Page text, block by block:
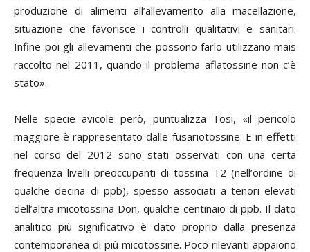
produzione di alimenti all’allevamento alla macellazione,
situazione che favorisce i controlli qualitativi e sanitari.
Infine poi gli allevamenti che possono farlo utilizzano mais
raccolto nel 2011, quando il problema aflatossine non c’è
stato».
Nelle specie avicole però, puntualizza Tosi, «il pericolo
maggiore è rappresentato dalle fusariotossine. E in effetti
nel corso del 2012 sono stati osservati con una certa
frequenza livelli preoccupanti di tossina T2 (nell’ordine di
qualche decina di ppb), spesso associati a tenori elevati
dell’altra micotossina Don, qualche centinaio di ppb. Il dato
analitico più significativo è dato proprio dalla presenza
contemporanea di più micotossine. Poco rilevanti appaiono